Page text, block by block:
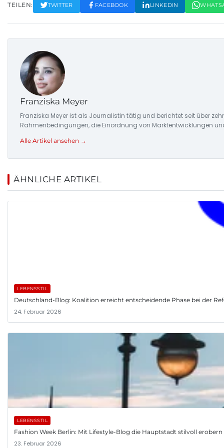
TEILEN: TWITTER FACEBOOK LINKEDIN
Franziska Meyer
Franziska Meyer ist als Journalistin tätig und berichtet seit über
Rahmenbedingungen, die Einordnung von Marktentwicklungen
Alle Artikel ansehen →
ÄHNLICHE ARTIKEL
LEBENSSTIL
Deutschland-Blog: Koalition erreicht entscheidende Phase bei der
24. Februar 2026
LEBENSSTIL
Fashion Week Berlin: Mit Lifestyle-Blog die Hauptstadt stilvoll erobern
23. Februar 2026